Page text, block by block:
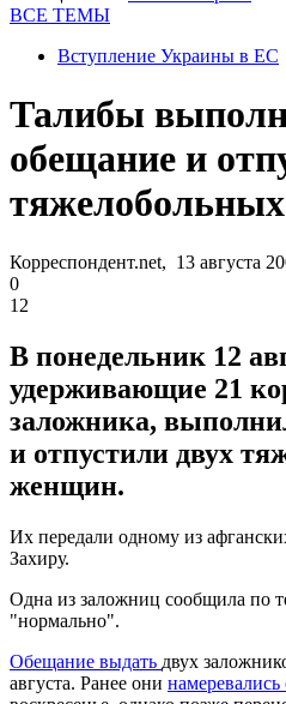
ВСЕ ТЕМЫ
Вступление Украины в ЕС
Талибы
обещание и
Корреспондент.net, 13 августа
0
12
В понедельник 12
удерживающие 21
заложника,
и отпустили двух
женщин.
Их передали одному из
Захиру.
Одна из заложниц сообщила по
"нормально".
Обещание выдать двух
августа. Ранее они намеревались